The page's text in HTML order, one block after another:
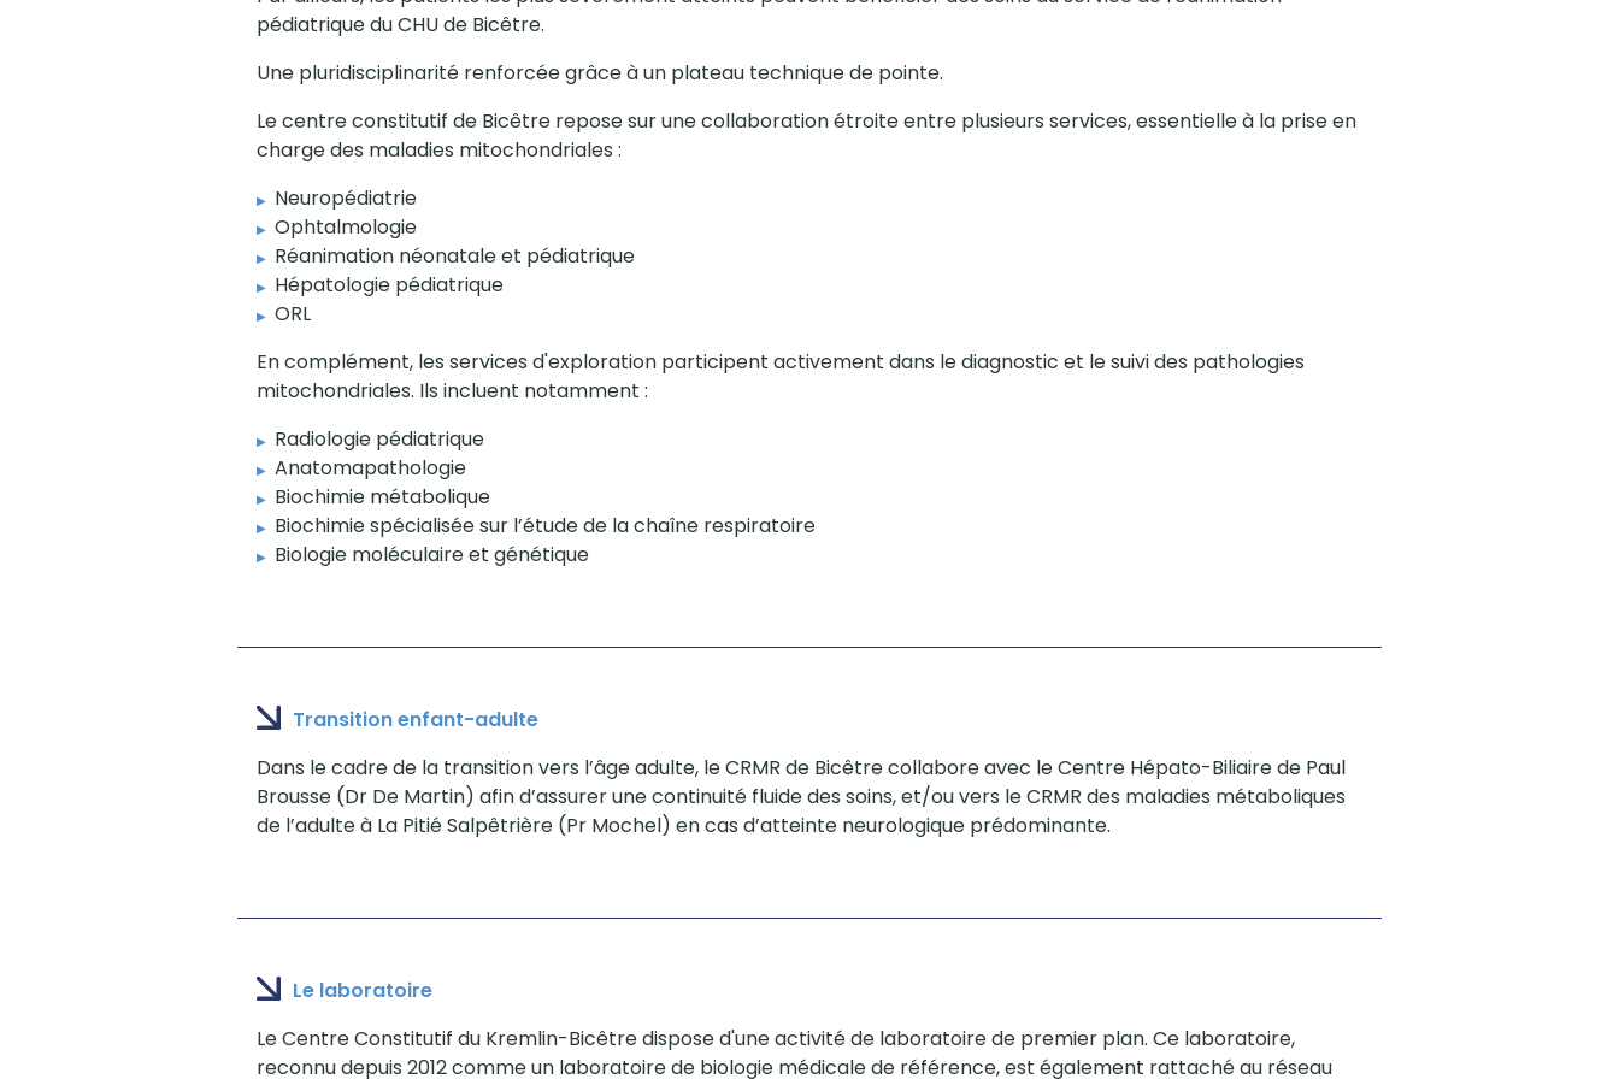
pédiatrique du CHU de Bicêtre.
Une pluridisciplinarité renforcée grâce à un plateau technique de pointe.
Le centre constitutif de Bicêtre repose sur une collaboration étroite entre plusieurs services, essentielle à la prise en
charge des maladies mitochondriales :
Neuropédiatrie
Ophtalmologie
Réanimation néonatale et pédiatrique
Hépatologie pédiatrique
ORL
En complément, les services d'exploration participent activement dans le diagnostic et le suivi des pathologies
mitochondriales. Ils incluent notamment :
Radiologie pédiatrique
Anatomapathologie
Biochimie métabolique
Biochimie spécialisée sur l’étude de la chaîne respiratoire
Biologie moléculaire et génétique
Transition enfant-adulte
Dans le cadre de la transition vers l’âge adulte, le CRMR de Bicêtre collabore avec le Centre Hépato-Biliaire de Paul
Brousse (Dr De Martin) afin d’assurer une continuité fluide des soins, et/ou vers le CRMR des maladies métaboliques
de l’adulte à La Pitié Salpêtrière (Pr Mochel) en cas d’atteinte neurologique prédominante.
Le laboratoire
Le Centre Constitutif du Kremlin-Bicêtre dispose d'une activité de laboratoire de premier plan. Ce laboratoire,
reconnu depuis 2012 comme un laboratoire de biologie médicale de référence, est également rattaché au réseau